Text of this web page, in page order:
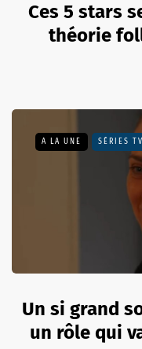
Ces 5 stars
théorie
A LA UNE SÉRIES TV
Un si grand
un rôle qui